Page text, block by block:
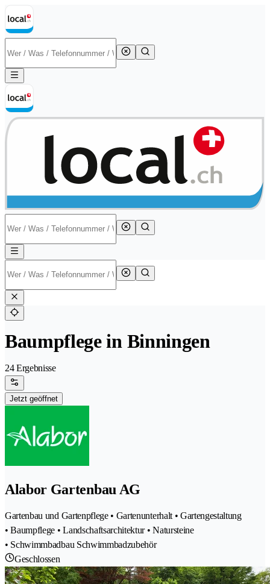
Baumpflege in Binningen
24 Ergebnisse
Jetzt geöffnet
Alabor Gartenbau AG
Gartenbau und Gartenpflege • Gartenunterhalt • Gartengestaltung
• Baumpflege • Landschaftsarchitektur • Natursteine
• Schwimmbadbau Schwimmbadzubehör
Geschlossen